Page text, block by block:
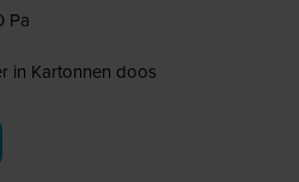
Pa
in Kartonnen doos